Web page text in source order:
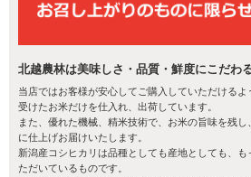
北越農林は美味しさ・品質・鮮度にこだわ
当店ではお客様が安心してご購入していただける
受けたお米だけを仕入れ、出荷しています。
また、優れた機械、精米技術で、お米の旨味を残
に仕上げお届けいたします。
新潟産コシヒカリは品種としても産地としても、
ただいているものです。